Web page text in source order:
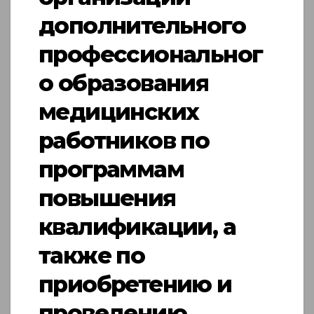
дополнительного
профессиональног
о образования
медицинских
работников по
программам
повышения
квалификации, а
также по
приобретению и